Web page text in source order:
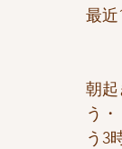
最近
朝
う
う3